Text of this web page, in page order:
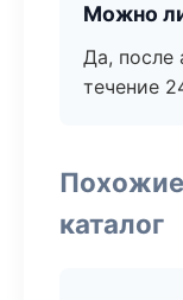
Можно
Да, после
течение
каталог